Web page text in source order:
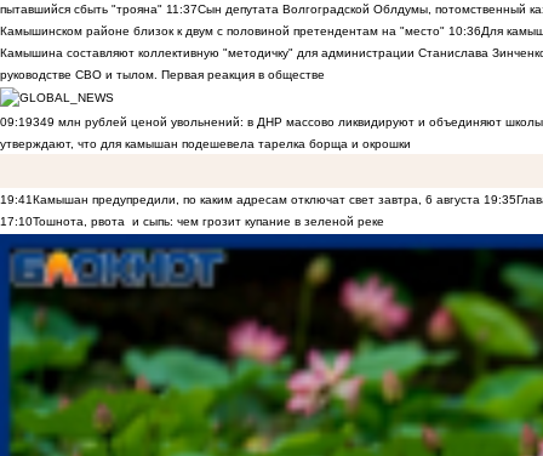
пытавшийся сбыть "трояна" 11:37Сын депутата Волгоградской Облдумы, потомственный
Камышинском районе близок к двум с половиной претендентам на "место" 10:36Для
Камышина составляют коллективную "методичку" для администрации Станислава
руководстве СВО и тылом. Первая реакция в обществе
09:19349 млн рублей ценой увольнений: в ДНР массово ликвидируют и объединяют
утверждают, что для камышан подешевела тарелка борща и окрошки
19:41Камышан предупредили, по каким адресам отключат свет завтра, 6 августа 19:35
17:10Тошнота, рвота и сыпь: чем грозит купание в зеленой реке